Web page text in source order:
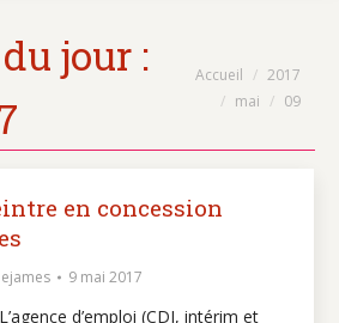
jour :
Vous êtes ici :
Accueil
2017
mai
09
en concession
ejames 9 mai 2017
d’emploi (CDI, intérim et